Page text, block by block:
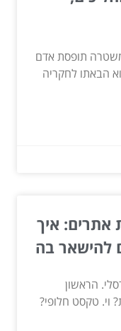
תופסת אדם
הבאתו לחקריה
אתרים: איך
להישאר בה
הראשון
וי. טקסט חלופי?